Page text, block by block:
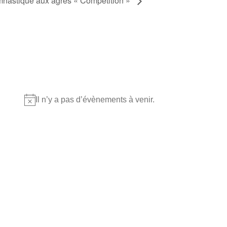
Notice
Il n’y a pas d’évènements à venir.